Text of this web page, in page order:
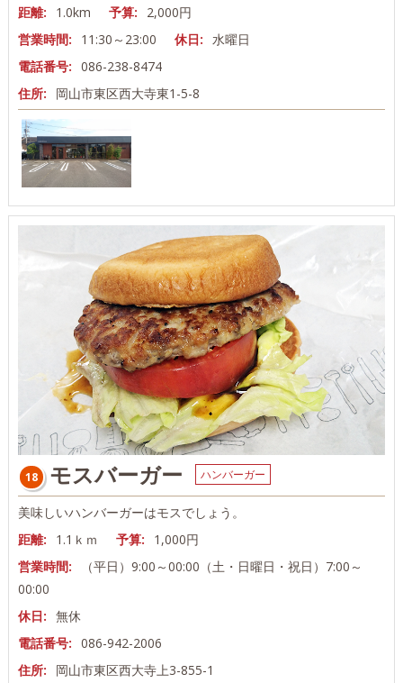
距離:
1.0km 予算:
2,000円
営業時間:
11:30～23:00 休日: 水曜日
電話番号: 086-238-8474
住所:
岡山市東区西大寺東1-5-8
18 モスバーガー ハンバーガー
美味しいハンバーガーはモスでしょう。
距離:
1.1ｋｍ 予算:
1,000円
営業時間:
（平日）9:00～00:00（土・日曜日・祝日）7:00～
00:00
休日: 無休
電話番号: 086-942-2006
住所:
岡山市東区西大寺上3-855-1